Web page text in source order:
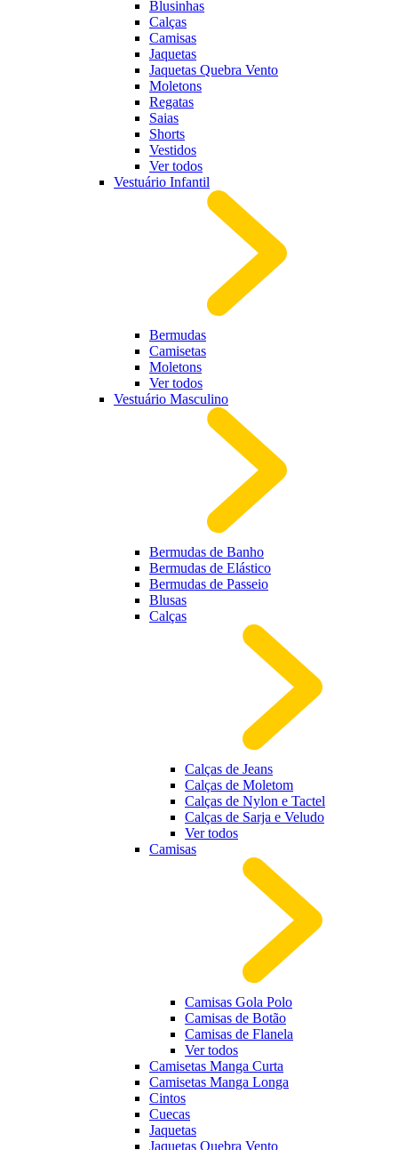
Blusinhas
Calças
Camisas
Jaquetas
Jaquetas Quebra Vento
Moletons
Regatas
Saias
Shorts
Vestidos
Ver todos
Vestuário Infantil
Bermudas
Camisetas
Moletons
Ver todos
Vestuário Masculino
Bermudas de Banho
Bermudas de Elástico
Bermudas de Passeio
Blusas
Calças
Calças de Jeans
Calças de Moletom
Calças de Nylon e Tactel
Calças de Sarja e Veludo
Ver todos
Camisas
Camisas Gola Polo
Camisas de Botão
Camisas de Flanela
Ver todos
Camisetas Manga Curta
Camisetas Manga Longa
Cintos
Cuecas
Jaquetas
Jaquetas Quebra Vento